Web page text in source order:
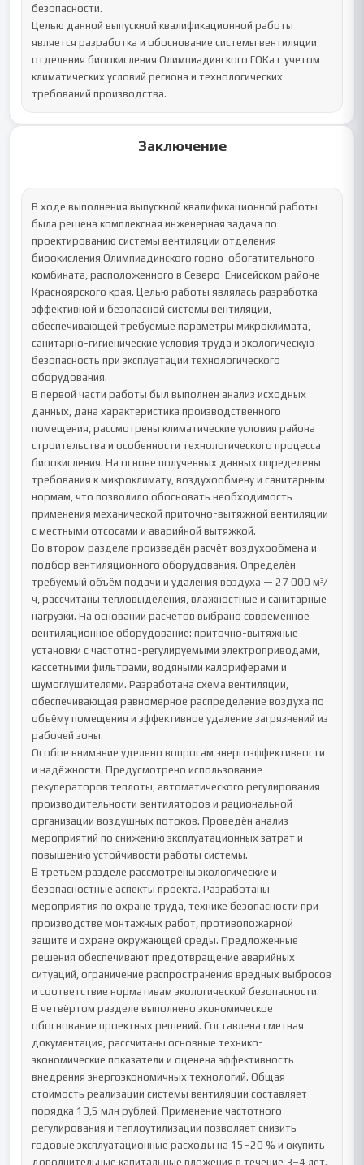
безопасности.
Целью данной выпускной квалификационной работы
является разработка и обоснование системы вентиляции
отделения биоокисления Олимпиадинского ГОКа с учетом
климатических условий региона и технологических
требований производства.
Заключение
В ходе выполнения выпускной квалификационной работы
была решена комплексная инженерная задача по
проектированию системы вентиляции отделения
биоокисления Олимпиадинского горно-обогатительного
комбината, расположенного в Северо-Енисейском районе
Красноярского края. Целью работы являлась разработка
эффективной и безопасной системы вентиляции,
обеспечивающей требуемые параметры микроклимата,
санитарно-гигиенические условия труда и экологическую
безопасность при эксплуатации технологического
оборудования.
В первой части работы был выполнен анализ исходных
данных, дана характеристика производственного
помещения, рассмотрены климатические условия района
строительства и особенности технологического процесса
биоокисления. На основе полученных данных определены
требования к микроклимату, воздухообмену и санитарным
нормам, что позволило обосновать необходимость
применения механической приточно-вытяжной вентиляции
с местными отсосами и аварийной вытяжкой.
Во втором разделе произведён расчёт воздухообмена и
подбор вентиляционного оборудования. Определён
требуемый объём подачи и удаления воздуха — 27 000 м³/
ч, рассчитаны тепловыделения, влажностные и санитарные
нагрузки. На основании расчётов выбрано современное
вентиляционное оборудование: приточно-вытяжные
установки с частотно-регулируемыми электроприводами,
кассетными фильтрами, водяными калориферами и
шумоглушителями. Разработана схема вентиляции,
обеспечивающая равномерное распределение воздуха по
объёму помещения и эффективное удаление загрязнений из
рабочей зоны.
Особое внимание уделено вопросам энергоэффективности
и надёжности. Предусмотрено использование
рекуператоров теплоты, автоматического регулирования
производительности вентиляторов и рациональной
организации воздушных потоков. Проведён анализ
мероприятий по снижению эксплуатационных затрат и
повышению устойчивости работы системы.
В третьем разделе рассмотрены экологические и
безопасностные аспекты проекта. Разработаны
мероприятия по охране труда, технике безопасности при
производстве монтажных работ, противопожарной
защите и охране окружающей среды. Предложенные
решения обеспечивают предотвращение аварийных
ситуаций, ограничение распространения вредных выбросов
и соответствие нормативам экологической безопасности.
В четвёртом разделе выполнено экономическое
обоснование проектных решений. Составлена сметная
документация, рассчитаны основные технико-
экономические показатели и оценена эффективность
внедрения энергоэкономичных технологий. Общая
стоимость реализации системы вентиляции составляет
порядка 13,5 млн рублей. Применение частотного
регулирования и теплоутилизации позволяет снизить
годовые эксплуатационные расходы на 15–20 % и окупить
дополнительные капитальные вложения в течение 3–4 лет.